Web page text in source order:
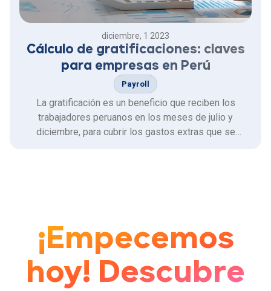
diciembre, 1 2023
Cálculo de gratificaciones: claves
para empresas en Perú
Payroll
La gratificación es un beneficio que reciben los
trabajadores peruanos en los meses de julio y
diciembre, para cubrir los gastos extras que se
¡Empecemos
hoy! Descubre